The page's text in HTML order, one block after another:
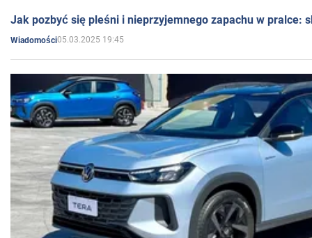
Jak pozbyć się pleśni i nieprzyjemnego zapachu w pralce:
Wiadomości05.03.2025 19:45